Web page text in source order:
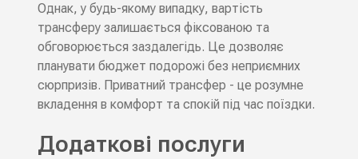
Однак, у будь-якому випадку, вартість
трансферу залишається фіксованою та
обговорюється заздалегідь. Це дозволяє
планувати бюджет подорожі без неприємних
сюрпризів. Приватний трансфер - це розумне
вкладення в комфорт та спокій під час поїздки.
Додаткові послуги